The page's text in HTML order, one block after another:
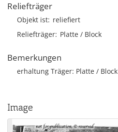
Reliefträger
Objekt ist reliefiert
Reliefträger Platte / Block
Bemerkungen
erhaltung Träger: Platte / Block
Image